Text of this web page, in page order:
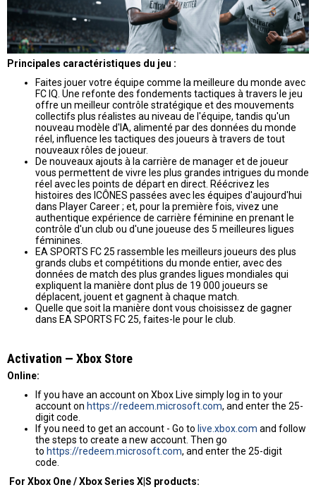
Principales caractéristiques du jeu :
Faites jouer votre équipe comme la meilleure du monde avec
FC IQ. Une refonte des fondements tactiques à travers le jeu
offre un meilleur contrôle stratégique et des mouvements
collectifs plus réalistes au niveau de l'équipe, tandis qu'un
nouveau modèle d'IA, alimenté par des données du monde
réel, influence les tactiques des joueurs à travers de tout
nouveaux rôles de joueur.
De nouveaux ajouts à la carrière de manager et de joueur
vous permettent de vivre les plus grandes intrigues du monde
réel avec les points de départ en direct. Réécrivez les
histoires des ICÔNES passées avec les équipes d'aujourd'hui
dans Player Career ; et, pour la première fois, vivez une
authentique expérience de carrière féminine en prenant le
contrôle d'un club ou d'une joueuse des 5 meilleures ligues
féminines.
EA SPORTS FC 25 rassemble les meilleurs joueurs des plus
grands clubs et compétitions du monde entier, avec des
données de match des plus grandes ligues mondiales qui
expliquent la manière dont plus de 19 000 joueurs se
déplacent, jouent et gagnent à chaque match.
Quelle que soit la manière dont vous choisissez de gagner
dans EA SPORTS FC 25, faites-le pour le club.
Activation — Хbox Store
Online:
If you have an account on Xbox Live simply log in to your
account on https://redeem.microsoft.com, and enter the 25-
digit code.
If you need to get an account - Go to live.xbox.com and follow
the steps to create a new account. Then go
to https://redeem.microsoft.com, and enter the 25-digit
code.
For Xbox One / Xbox Series X|S products: